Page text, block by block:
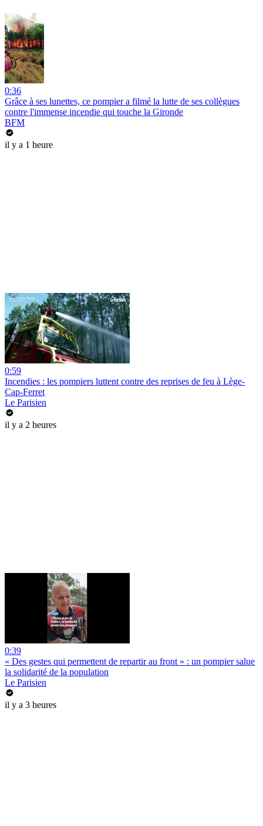
0:36
Grâce à ses lunettes, ce pompier a filmé la lutte de ses collègues
contre l'immense incendie qui touche la Gironde
BFM
il y a 1 heure
0:59
Incendies : les pompiers luttent contre des reprises de feu à Lège-
Cap-Ferret
Le Parisien
il y a 2 heures
0:39
« Des gestes qui permettent de repartir au front » : un pompier salue
la solidarité de la population
Le Parisien
il y a 3 heures